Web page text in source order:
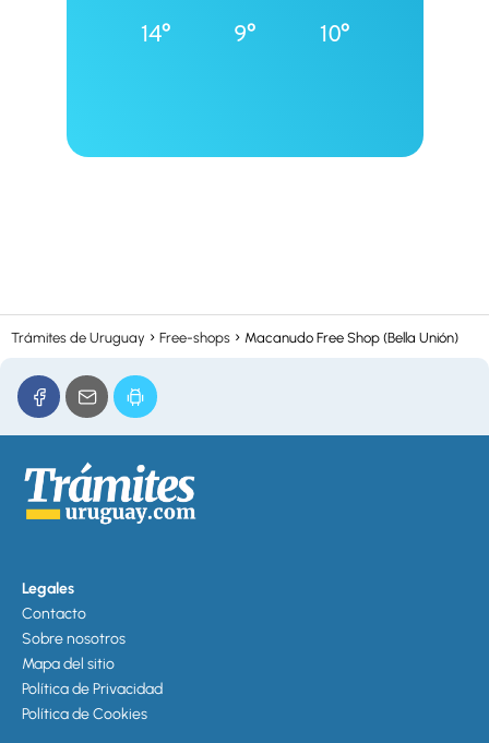
14° 9° 10°
Trámites de Uruguay Free-shops Macanudo Free Shop (Bella Unión)
Legales
Contacto
Sobre nosotros
Mapa del sitio
Política de Privacidad
Política de Cookies